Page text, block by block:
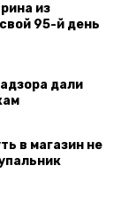
из
95-й день
дали
в магазин не